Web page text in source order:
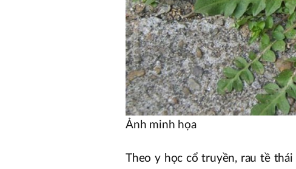
Ảnh minh họa
Theo y học cổ truyền, rau tề